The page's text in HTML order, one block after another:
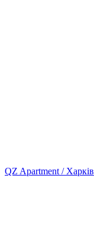
QZ Apartment / Харків